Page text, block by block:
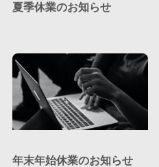
夏季休業のお知らせ
年末年始休業のお知らせ